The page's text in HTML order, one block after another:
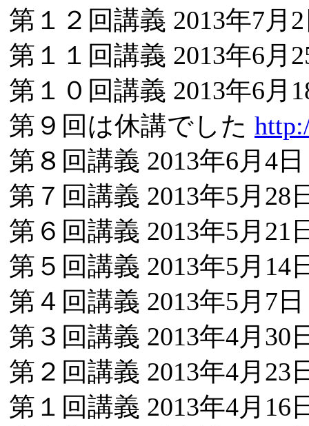
第１２回講義 2013年7月
第１１回講義 2013年6月
第１０回講義 2013年6月
第９回は休講でした
第８回講義 2013年6月4
第７回講義 2013年5月28
第６回講義 2013年5月21
第５回講義 2013年5月14
第４回講義 2013年5月7
第３回講義 2013年4月30
第２回講義 2013年4月23
第１回講義 2013年4月16